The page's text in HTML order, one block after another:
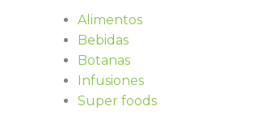
Alimentos
Bebidas
Botanas
Infusiones
Super foods